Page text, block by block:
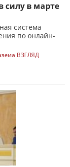
силу в марте
система
по онлайн-
ВЗГЛЯД